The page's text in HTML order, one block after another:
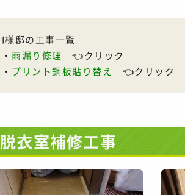
I様邸の工事一覧
・雨漏り修理
👈クリック
・ プリント鋼板貼り替え 👈クリック
脱衣室補修工事